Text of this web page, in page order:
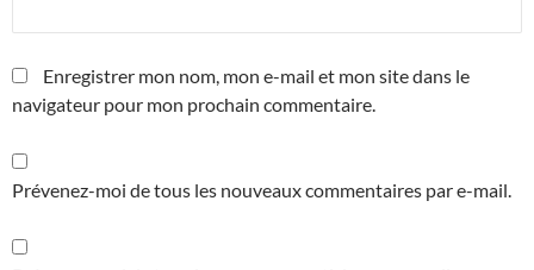
Enregistrer mon nom, mon e-mail et mon site dans le
navigateur pour mon prochain commentaire.
Prévenez-moi de tous les nouveaux commentaires par e-mail.